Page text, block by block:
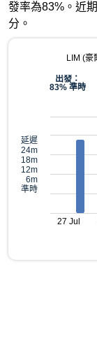
發率為83%。近
分。
LIM (豪
出發：
83% 準時
延遲
24m
18m
12m
6m
準時
27 Jul